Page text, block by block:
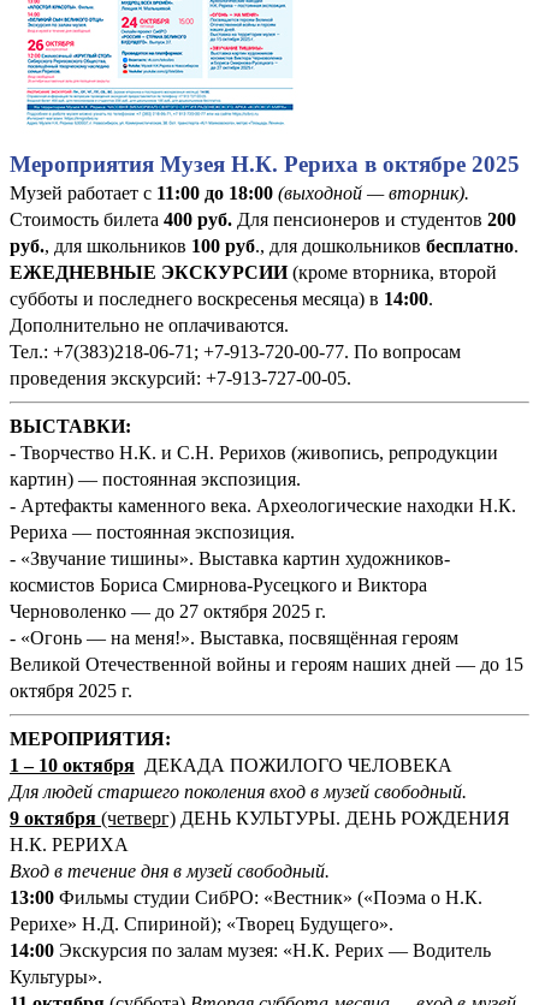
Мероприятия Музея Н.К. Рериха в октябре 2025
Музей работает с 11:00 до 18:00 (выходной — вторник).
Стоимость билета 400 руб. Для пенсионеров и студентов 200
руб., для школьников 100 руб., для дошкольников бесплатно.
ЕЖЕДНЕВНЫЕ ЭКСКУРСИИ(кроме вторника, второй
субботы и последнего воскресенья месяца) в 14:00.
Дополнительно не оплачиваются.
Тел.: +7(383)218-06-71; +7-913-720-00-77. По вопросам
проведения экскурсий: +7-913-727-00-05.
ВЫСТАВКИ:
- Творчество Н.К. и С.Н. Рерихов (живопись, репродукции
картин) — постоянная экспозиция.
- Артефакты каменного века. Археологические находки Н.К.
Рериха — постоянная экспозиция.
- «Звучание тишины». Выставка картин художников-
космистов Бориса Смирнова-Русецкого и Виктора
Черноволенко — до 27 октября 2025 г.
- «Огонь — на меня!». Выставка, посвящённая героям
Великой Отечественной войны и героям наших дней — до 15
октября 2025 г.
МЕРОПРИЯТИЯ:
1–10 октября ДЕКАДА ПОЖИЛОГО ЧЕЛОВЕКА
Для людей старшего поколения вход в музей свободный.
9 октября (четверг) ДЕНЬ КУЛЬТУРЫ. ДЕНЬ РОЖДЕНИЯ
Н.К. РЕРИХА
Вход в течение дня в музей свободный.
13:00 Фильмы студии СибРО: «Вестник» («Поэма о Н.К.
Рерихе» Н.Д. Спириной); «Творец Будущего».
14:00 Экскурсия по залам музея: «Н.К. Рерих — Водитель
Культуры».